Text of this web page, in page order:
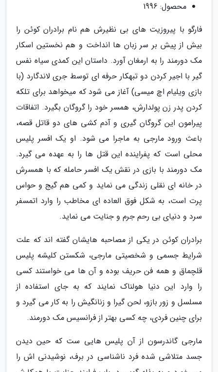
محصول: 1996
فارگو با پیروزیت های بی نظیرش هم نام برادران کوئن را
بیش از پیش بر سر زبان ها انداخت و هم نخستین اسکار
مک دورمند را به ارمغان آورد. داستان این کمدی سیاه نفس
گیر با اجیر کردن دو تبهکار حرفه ای توسط جری لاندگارد (با
بازی ویلیام اچ میسی) آغاز می شود که میخواهد برای تلکه
کردن پدر زن پولدارش، همسر خود را گروگان بگیرد. اتفاقات
پیرامون این گروگان گیری و آدم کشی های دو قاتل قصه،
باعث ورود مارجی به ماجرا می شود. او یک افسر پلیس
محلی است که پفراینده این قتل ها را به عهده می گیرد.
مک دورمند با بازی در نقش یک افسر حامله که با همسرش
در خانه ای نقلی زندگی می نماید و کمی هم گیج و حواس
پرت است، به شکل فوق العاده ای مخاطب را وارد اتمسفر
سرد و دنیای بی رحم جرم و جنایت می نماید.
برادران کوئن در یکی از مصاحبه هایشان گفته اند که علت
شرایط جسمی و شخصیتی مارجی، شکستن کلیشه پلیس
قلچماق و همه فن حریف بوده و آن ها می خواستند کسی
را وارد این دنیا هولناک نمایند که به جای استفاده از
مسلسل و زور بازو، لحن گیرا و زنانگیش را به کار می گیرد و
برای چنین فردی، چه کسی بهتر از فرانسیس مک دورمند.
مارجی گاندرسون از آن پلیس هایی ست که حین دیدن
جسد متلاشی شده فرد ناشناسی در برف، نوشیدنی اش را